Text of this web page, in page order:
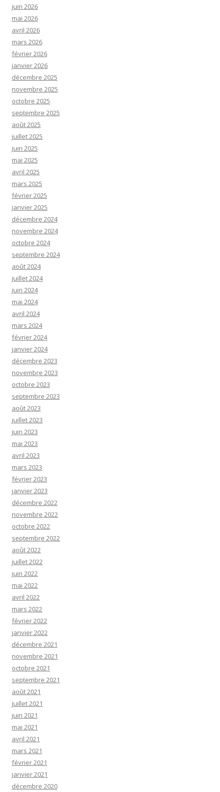
juin 2026
mai 2026
avril 2026
mars 2026
février 2026
janvier 2026
décembre 2025
novembre 2025
octobre 2025
septembre 2025
août 2025
juillet 2025
juin 2025
mai 2025
avril 2025
mars 2025
février 2025
janvier 2025
décembre 2024
novembre 2024
octobre 2024
septembre 2024
août 2024
juillet 2024
juin 2024
mai 2024
avril 2024
mars 2024
février 2024
janvier 2024
décembre 2023
novembre 2023
octobre 2023
septembre 2023
août 2023
juillet 2023
juin 2023
mai 2023
avril 2023
mars 2023
février 2023
janvier 2023
décembre 2022
novembre 2022
octobre 2022
septembre 2022
août 2022
juillet 2022
juin 2022
mai 2022
avril 2022
mars 2022
février 2022
janvier 2022
décembre 2021
novembre 2021
octobre 2021
septembre 2021
août 2021
juillet 2021
juin 2021
mai 2021
avril 2021
mars 2021
février 2021
janvier 2021
décembre 2020